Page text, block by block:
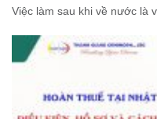
Việc làm sau khi về nước là